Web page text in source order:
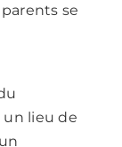
se
un lieu de